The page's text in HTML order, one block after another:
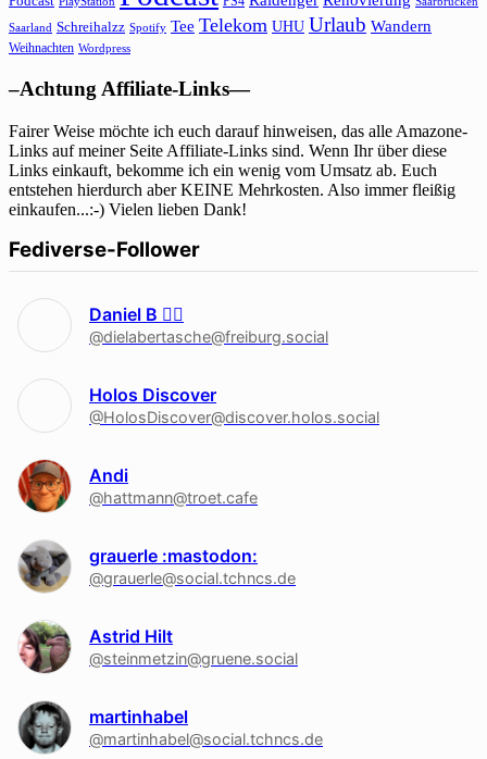
Saarland Schreihalzz Spotify Tee Telekom UHU Urlaub Wandern
Weihnachten Wordpress
–Achtung Affiliate-Links—
Fairer Weise möchte ich euch darauf hinweisen, das alle Amazone-
Links auf meiner Seite Affiliate-Links sind. Wenn Ihr über diese
Links einkauft, bekomme ich ein wenig vom Umsatz ab. Euch
entstehen hierdurch aber KEINE Mehrkosten. Also immer fleißig
einkaufen...:-) Vielen lieben Dank!
Fediverse-Follower
Daniel B 🏳‍🌈
@dielabertasche@freiburg.social
Holos Discover
@HolosDiscover@discover.holos.social
Andi
@hattmann@troet.cafe
grauerle :mastodon:
@grauerle@social.tchncs.de
Astrid Hilt
@steinmetzin@gruene.social
martinhabel
@martinhabel@social.tchncs.de